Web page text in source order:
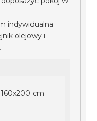
indywidualna
olejowy i
160x200 cm